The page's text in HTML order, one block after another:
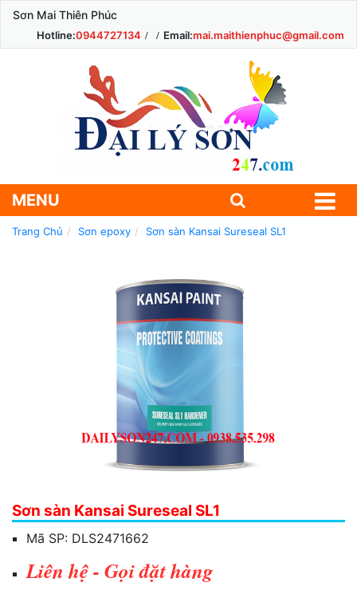
Sơn Mai Thiên Phúc
Hotline:0944727134 Email:mai.maithienphuc@gmail.com
MENU
Trang Chủ Sơn epoxy Sơn sàn Kansai Sureseal SL1
Sơn sàn Kansai Sureseal SL1
Mã SP: DLS2471662
Liên hệ - Gọi đặt hàng